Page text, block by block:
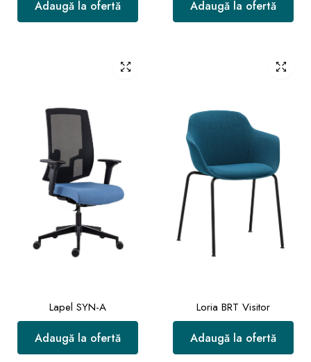
Adaugă la ofertă Adaugă la ofertă
Lapel SYN-A
Adaugă la ofertă
Loria BRT Visitor
Adaugă la ofertă